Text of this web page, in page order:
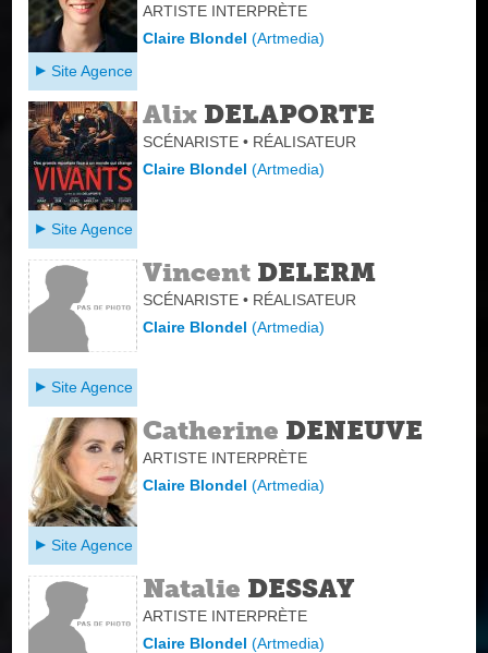
ARTISTE INTERPRÈTE
Claire Blondel(Artmedia)
Site Agence
Alix DELAPORTE
SCÉNARISTE • RÉALISATEUR
Claire Blondel(Artmedia)
Site Agence
Vincent DELERM
SCÉNARISTE • RÉALISATEUR
Claire Blondel(Artmedia)
Site Agence
Catherine DENEUVE
ARTISTE INTERPRÈTE
Claire Blondel(Artmedia)
Site Agence
Natalie DESSAY
ARTISTE INTERPRÈTE
Claire Blondel(Artmedia)